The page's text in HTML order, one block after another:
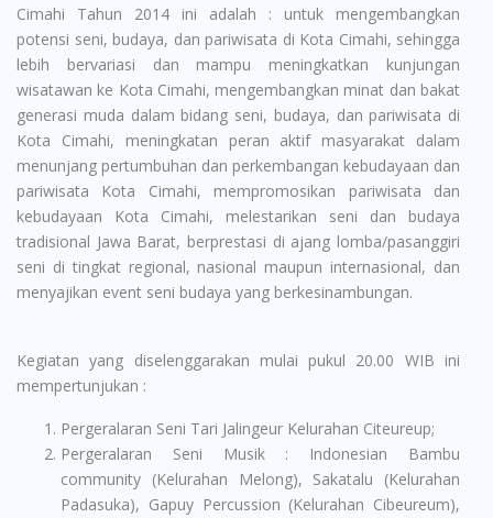
Cimahi Tahun 2014 ini adalah : untuk mengembangkan
potensi seni, budaya, dan pariwisata di Kota Cimahi, sehingga
lebih bervariasi dan mampu meningkatkan kunjungan
wisatawan ke Kota Cimahi, mengembangkan minat dan bakat
generasi muda dalam bidang seni, budaya, dan pariwisata di
Kota Cimahi, meningkatan peran aktif masyarakat dalam
menunjang pertumbuhan dan perkembangan kebudayaan dan
pariwisata Kota Cimahi, mempromosikan pariwisata dan
kebudayaan Kota Cimahi, melestarikan seni dan budaya
tradisional Jawa Barat, berprestasi di ajang lomba/pasanggiri
seni di tingkat regional, nasional maupun internasional, dan
menyajikan event seni budaya yang berkesinambungan.
Kegiatan yang diselenggarakan mulai pukul 20.00 WIB ini
mempertunjukan :
Pergeralaran Seni Tari Jalingeur Kelurahan Citeureup;
Pergeralaran Seni Musik : Indonesian Bambu
community (Kelurahan Melong), Sakatalu (Kelurahan
Padasuka), Gapuy Percussion (Kelurahan Cibeureum),